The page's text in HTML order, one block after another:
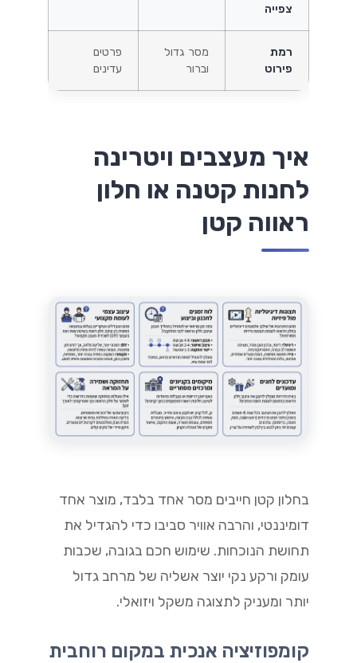
צפייה
רמת
פירוט
מסר גדול
וברור
פרטים
עדינים
איך מעצבים ויטרינה
לחנות קטנה או חלון
ראווה קטן
בחלון קטן חייבים מסר אחד בלבד, מוצר אחד
דומיננטי, והרבה אוויר סביבו כדי להגדיל את
תחושת הנוכחות. שימוש חכם בגובה, שכבות
עומק ורקע נקי יוצר אשליה של מרחב גדול
יותר ומעניק לתצוגה משקל ויזואלי.
קומפוזיציה אנכית במקום רוחבית